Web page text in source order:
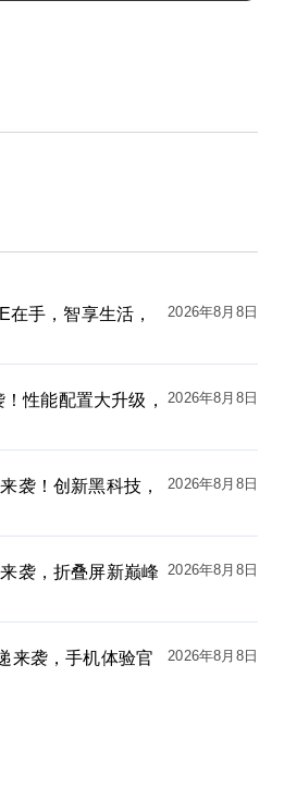
手，智享生活，
2026年8月8日
性能配置大升级，
2026年8月8日
袭！创新黑科技，
2026年8月8日
袭，折叠屏新巅峰
2026年8月8日
来袭，手机体验官
2026年8月8日